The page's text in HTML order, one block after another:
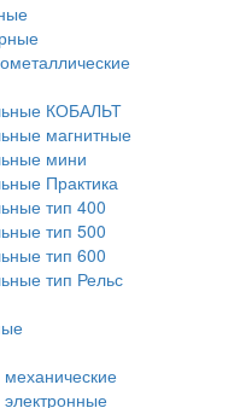
КОБАЛЬТ
магнитные
мини
Практика
тип 400
тип 500
тип 600
тип Рельс